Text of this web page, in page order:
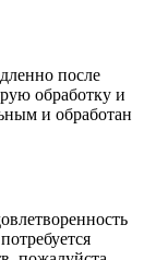
после
обработку и
и обработан